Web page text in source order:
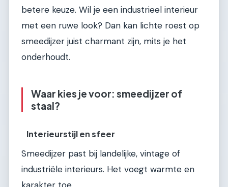
betere keuze. Wil je een industrieel interieur
met een ruwe look? Dan kan lichte roest op
smeedijzer juist charmant zijn, mits je het
onderhoudt.
Waar kies je voor: smeedijzer of
staal?
Interieurstijl en sfeer
Smeedijzer past bij landelijke, vintage of
industriële interieurs. Het voegt warmte en